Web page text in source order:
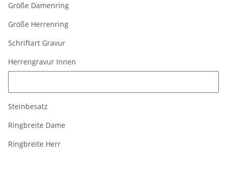
Größe Damenring
Größe Herrenring
Schriftart Gravur
Herrengravur Innen
Steinbesatz
Ringbreite Dame
Ringbreite Herr